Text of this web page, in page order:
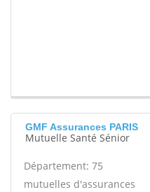
GMF Assurances PARIS
Mutuelle Santé Sénior
Département: 75
mutuelles d'assurances